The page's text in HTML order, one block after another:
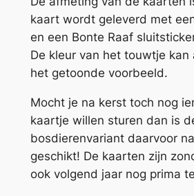
o
s
d
i
e
r
e
n
a
a
kaart wordt geleverd met
en een Bonte Raaf
De kleur van het touwtje kan
het getoonde voorbeeld.
Mocht je na kerst toch nog
kaartje willen sturen dan is
bosdierenvariant daarvoor
geschikt! De kaarten zijn
ook volgend jaar nog prima